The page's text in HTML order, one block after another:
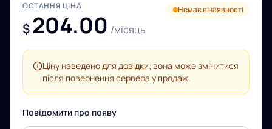
ОСТАННЯ ЦІНА
$204.00 /місяць
Немає в наявності
Ціну наведено для довідки; вона може змінитися
після повернення сервера у продаж.
Повідомити про появу